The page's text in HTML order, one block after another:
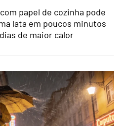
papel de cozinha pode
lata em poucos minutos
de maior calor